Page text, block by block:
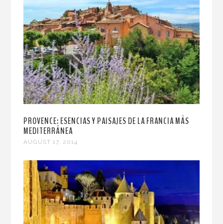
PROVENCE: ESENCIAS Y PAISAJES DE LA FRANCIA MÁS
MEDITERRÁNEA
AUGUST 17, 2014